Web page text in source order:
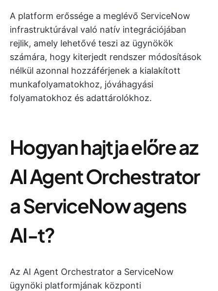
A platform erőssége a meglévő ServiceNow
infrastruktúrával való natív integrációjában
rejlik, amely lehetővé teszi az ügynökök
számára, hogy kiterjedt rendszer módosítások
nélkül azonnal hozzáférjenek a kialakított
munkafolyamatokhoz, jóváhagyási
folyamatokhoz és adattárolókhoz.
Hogyan hajtja előre az
AI Agent Orchestrator
a ServiceNow agens
AI-t?
Az AI Agent Orchestrator a ServiceNow
ügynöki platformjának központi